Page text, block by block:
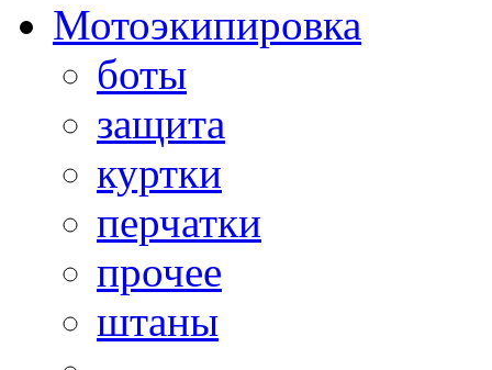
Мотоэкипировка
боты
защита
куртки
перчатки
прочее
штаны